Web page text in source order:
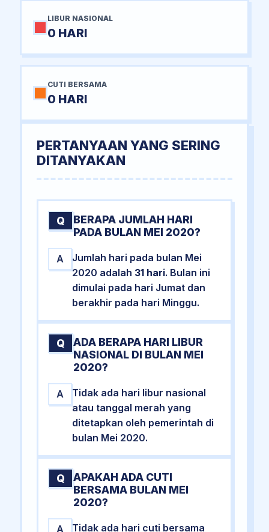
LIBUR NASIONAL
0 HARI
CUTI BERSAMA
0 HARI
PERTANYAAN YANG SERING
DITANYAKAN
Q
BERAPA JUMLAH HARI
PADA BULAN MEI 2020?
A
Jumlah hari pada bulan Mei
2020 adalah 31 hari. Bulan ini
dimulai pada hari Jumat dan
berakhir pada hari Minggu.
Q
ADA BERAPA HARI LIBUR
NASIONAL DI BULAN MEI
2020?
A
Tidak ada hari libur nasional
atau tanggal merah yang
ditetapkan oleh pemerintah di
bulan Mei 2020.
Q
APAKAH ADA CUTI
BERSAMA BULAN MEI
2020?
A
Tidak ada hari cuti bersama